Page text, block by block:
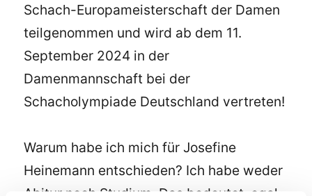
Schach-Europameisterschaft der Damen
teilgenommen und wird ab dem 11.
September 2024 in der
Damenmannschaft bei der
Schacholympiade Deutschland vertreten!
Warum habe ich mich für Josefine
Heinemann entschieden? Ich habe weder